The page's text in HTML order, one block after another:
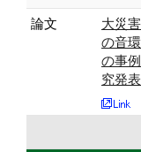
論文
大災
の音
の事
究発